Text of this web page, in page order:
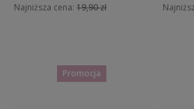
Najniższa cena: 19,90 zł
Promocja